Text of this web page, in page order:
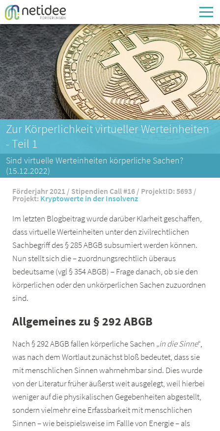
Enter your username or email address
Passwort
Passwort vergessen
Zur Körperlichkeit virtueller Werteinheiten
- Teil 1
Sind virtuelle Werteinheiten körperliche Sachen?
(15.12.2022)
Förderjahr 2021 / Stipendien Call #16 / ProjektID: 5693 /
Projekt: Kryptowerte in der Insolvenz
Im letzten Blogbeitrag wurde darüber Klarheit geschaffen,
dass virtuelle Werteinheiten unter den zivilrechtlichen
Sachbegriff des § 285 ABGB subsumiert werden können.
Nun stellt sich die – zuordnungsrechtlich überaus
bedeutsame (vgl § 354 ABGB) – Frage danach, ob sie den
körperlichen oder den unkörperlichen Sachen zuzuordnen
sind.
Allgemeines zu § 292 ABGB
Nach § 292 ABGB fallen körperliche Sachen „in die Sinne“,
was nach dem Wortlaut zunächst bloß bedeutet, dass sie
mit menschlichen Sinnen wahrnehmbar sind. Dies wurde
von der Literatur früher äußerst weit ausgelegt, weil hierbei
weniger auf die physikalischen Gegebenheiten abgestellt,
sondern vielmehr eine Erfassbarkeit mit menschlichen
Sinnen – wie beispielsweise im Fallle von Energie – als